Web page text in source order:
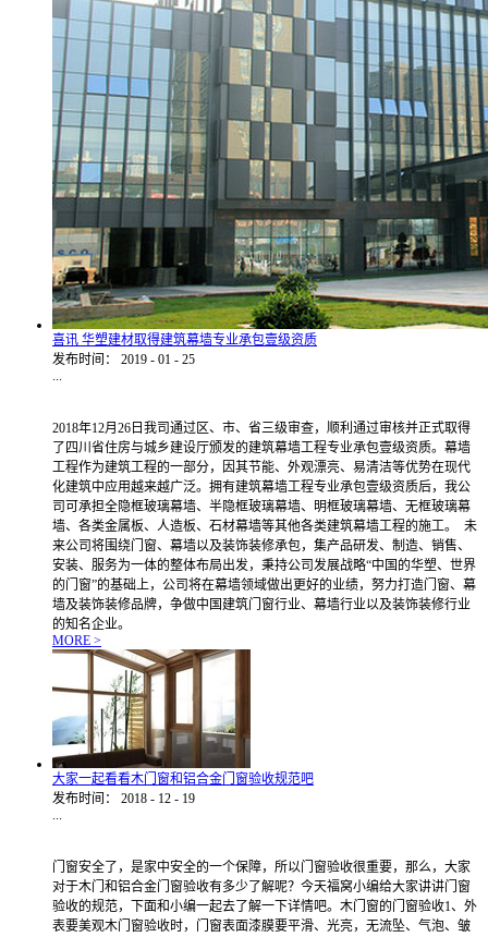
喜讯 华塑建材取得建筑幕墙专业承包壹级资质
发布时间：
2019 - 01 - 25
...
2018年12月26日我司通过区、市、省三级审查，顺利通过审核并正式取得
了四川省住房与城乡建设厅颁发的建筑幕墙工程专业承包壹级资质。幕墙
工程作为建筑工程的一部分，因其节能、外观漂亮、易清洁等优势在现代
化建筑中应用越来越广泛。拥有建筑幕墙工程专业承包壹级资质后，我公
司可承担全隐框玻璃幕墙、半隐框玻璃幕墙、明框玻璃幕墙、无框玻璃幕
墙、各类金属板、人造板、石材幕墙等其他各类建筑幕墙工程的施工。 未
来公司将围绕门窗、幕墙以及装饰装修承包，集产品研发、制造、销售、
安装、服务为一体的整体布局出发，秉持公司发展战略“中国的华塑、世界
的门窗”的基础上，公司将在幕墙领域做出更好的业绩，努力打造门窗、幕
墙及装饰装修品牌，争做中国建筑门窗行业、幕墙行业以及装饰装修行业
的知名企业。
MORE >
大家一起看看木门窗和铝合金门窗验收规范吧
发布时间：
2018 - 12 - 19
...
门窗安全了，是家中安全的一个保障，所以门窗验收很重要，那么，大家
对于木门和铝合金门窗验收有多少了解呢？今天福窝小编给大家讲讲门窗
验收的规范，下面和小编一起去了解一下详情吧。木门窗的门窗验收1、外
表要美观木门窗验收时，门窗表面漆膜要平滑、光亮，无流坠、气泡、皱